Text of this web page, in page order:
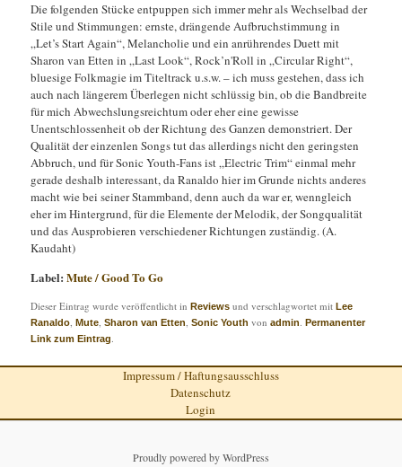
Die folgenden Stücke entpuppen sich immer mehr als Wechselbad der
Stile und Stimmungen: ernste, drängende Aufbruchstimmung in
„Let’s Start Again“, Melancholie und ein anrührendes Duett mit
Sharon van Etten in „Last Look“, Rock’n'Roll in „Circular Right“,
bluesige Folkmagie im Titeltrack u.s.w. – ich muss gestehen, dass ich
auch nach längerem Überlegen nicht schlüssig bin, ob die Bandbreite
für mich Abwechslungsreichtum oder eher eine gewisse
Unentschlossenheit ob der Richtung des Ganzen demonstriert. Der
Qualität der einzenlen Songs tut das allerdings nicht den geringsten
Abbruch, und für Sonic Youth-Fans ist „Electric Trim“ einmal mehr
gerade deshalb interessant, da Ranaldo hier im Grunde nichts anderes
macht wie bei seiner Stammband, denn auch da war er, wenngleich
eher im Hintergrund, für die Elemente der Melodik, der Songqualität
und das Ausprobieren verschiedener Richtungen zuständig. (A.
Kaudaht)
Label:Mute / Good To Go
Dieser Eintrag wurde veröffentlicht inReviews und verschlagwortet mitLee
Ranaldo,Mute,Sharon van Etten,Sonic Youth vonadmin.Permanenter
Link zum Eintrag.
Impressum / Haftungsausschluss
Datenschutz
Login
Proudly powered by WordPress